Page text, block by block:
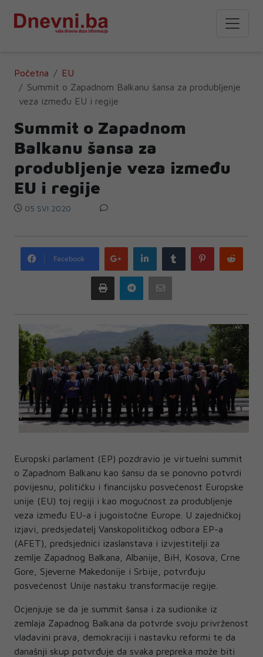
Početna
EU
Summit o Zapadnom Balkanu šansa za produbljenje
veza između EU i regije
Summit o Zapadnom
Balkanu šansa za
produbljenje veza između
EU i regije
05 SVI 2020
Facebook
Google
plus
LinkedIn Tumblr Pinterest
Print Telegram
Europski parlament (EP) pozdravio je virtuelni summit
o Zapadnom Balkanu kao šansu da se ponovno potvrdi
povijesnu, političku i financijsku posvećenost Europske
unije (EU) toj regiji i kao mogućnost za produbljenje
veza između EU-a i jugoistočne Europe. U zajedničkoj
izjavi, predsjedatelj Vanskopolitičkog odbora EP-a
(AFET), predsjednici izaslanstava i izvjestitelji za
zemlje Zapadnog Balkana, Albanije, BiH, Kosova, Crne
Gore, Sjeverne Makedonije i Srbije, potvrđuju
posvećenost Unije nastaku transformacije regije.
Ocjenjuje se da je summit šansa i za sudionike iz
zemlaja Zapadnog Balkana da potvrde svoju privrženost
vladavini prava, demokraciji i nastavku reformi te da
današnji skup potvrđuje da svaka prepreka može biti